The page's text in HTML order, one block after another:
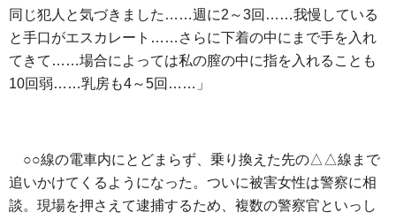
同じ犯人と気づきました……週に2～3回……我慢している
と手口がエスカレート……さらに下着の中にまで手を入れ
てきて……場合によっては私の膣の中に指を入れることも
10回弱……乳房も4～5回……」
○○線の電車内にとどまらず、乗り換えた先の△△線まで
追いかけてくるようになった。ついに被害女性は警察に相
談。現場を押さえて逮捕するため、複数の警察官といっし